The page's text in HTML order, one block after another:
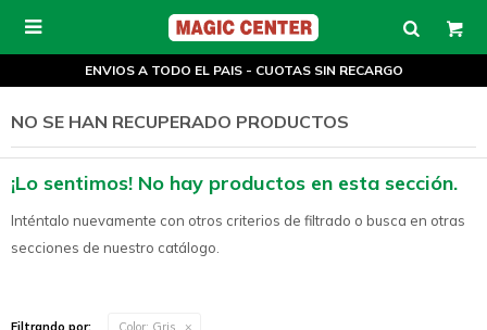

ENVIOS A TODO EL PAIS - CUOTAS SIN RECARGO
NO SE HAN RECUPERADO PRODUCTOS
¡Lo sentimos! No hay productos en esta sección.
Inténtalo nuevamente con otros criterios de filtrado o busca en otras
secciones de nuestro catálogo.
Filtrando por: Color: Gris